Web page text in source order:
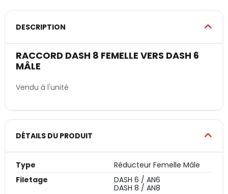
DESCRIPTION
RACCORD DASH 8 FEMELLE VERS DASH 6
MÂLE
Vendu à l'unité
DÉTAILS DU PRODUIT
Type
Réducteur Femelle Mâle
Filetage
DASH 6 / AN6
DASH 8 / AN8